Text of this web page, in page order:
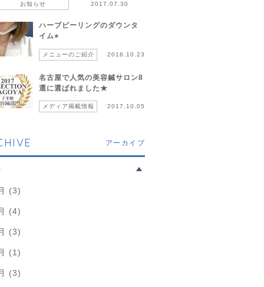
お知らせ 2017.07.30
ハーブピーリングのダウンタ
イム⭐︎
メニューのご紹介 2018.10.23
名古屋で人気の美容鍼サロン8
選に選ばれました★
メディア掲載情報 2017.10.05
アーカイブ
(3)
(4)
(3)
(1)
(3)